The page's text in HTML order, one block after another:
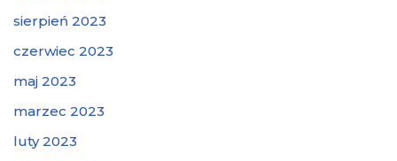
sierpień 2023
czerwiec 2023
maj 2023
marzec 2023
luty 2023